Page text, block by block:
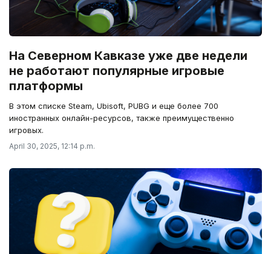
На Северном Кавказе уже две недели
не работают популярные игровые
платформы
В этом списке Steam, Ubisoft, PUBG и еще более 700
иностранных онлайн-ресурсов, также преимущественно
игровых.
April 30, 2025, 12:14 p.m.